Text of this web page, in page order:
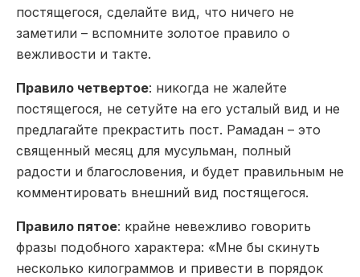
постящегося, сделайте вид, что ничего не
заметили – вспомните золотое правило о
вежливости и такте.
Правило четвертое: никогда не жалейте
постящегося, не сетуйте на его усталый вид и не
предлагайте прекрастить пост. Рамадан – это
священный месяц для мусульман, полный
радости и благословения, и будет правильным не
комментировать внешний вид постящегося.
Правило пятое: крайне невежливо говорить
фразы подобного характера: «Мне бы скинуть
несколько килограммов и привести в порядок